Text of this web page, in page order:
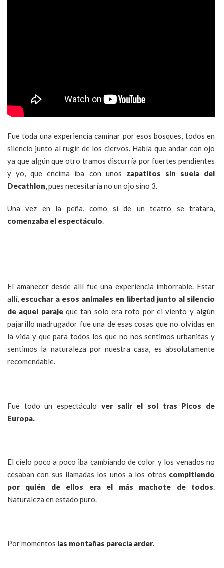
Fue toda una experiencia caminar por esos bosques, todos en
silencio junto al rugir de los ciervos. Había que andar con ojo
ya que algún que otro tramos discurría por fuertes pendientes
y yo, que encima iba con unos zapatitos sin suela del
Decathlon, pues necesitaría no un ojo sino 3.
Una vez en la peña, como si de un teatro se tratara,
comenzaba el espectáculo.
El amanecer desde allí fue una experiencia imborrable. Estar
allí, escuchar a esos animales en libertad junto al silencio
de aquel parajeque tan solo era roto por el viento y algún
pajarillo madrugador fue una de esas cosas que no olvidas en
la vida y que para todos los que no nos sentimos urbanitas y
sentimos la naturaleza por nuestra casa, es absolutamente
recomendable.
Fue todo un espectáculo ver salir el sol tras Picos de
Europa.
El cielo poco a poco iba cambiando de color y los venados no
cesaban con sus llamadas los unos a los otros compitiendo
por quién de ellos era el más machote de todos.
Naturaleza en estado puro.
Por momentos las montañas parecía arder.